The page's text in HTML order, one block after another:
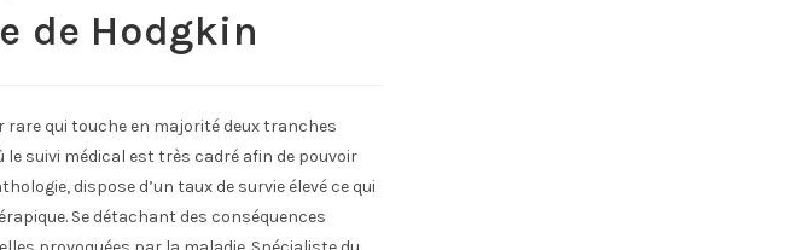
de Hodgkin
qui touche en majorité deux tranches
le suivi médical est très cadré afin de pouvoir
dispose d’un taux de survie élevé ce qui
Se détachant des conséquences